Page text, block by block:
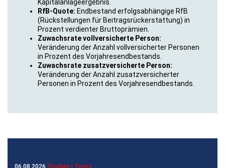
Kapitalanlageergebnis.
RfB-Quote: Endbestand erfolgsabhängige RfB
(Rückstellungen für Beitragsrückerstattung) in
Prozent verdienter Bruttoprämien.
Zuwachsrate vollversicherte Person:
Veränderung der Anzahl vollversicherter Personen
in Prozent des Vorjahresendbestands.
Zuwachsrate zusatzversicherte Person:
Veränderung der Anzahl zusatzversicherter
Personen in Prozent des Vorjahresendbestands.
06.08.2026 Studien | Tests